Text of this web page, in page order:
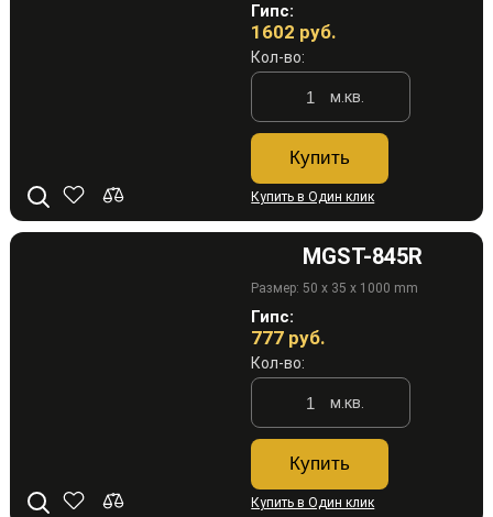
Гипс:
1602 руб.
Кол-во:
м.кв.
Купить
Купить в Один клик
MGST-845R
Размер: 50 x 35 x 1000 mm
Гипс:
777 руб.
Кол-во:
м.кв.
Купить
Купить в Один клик